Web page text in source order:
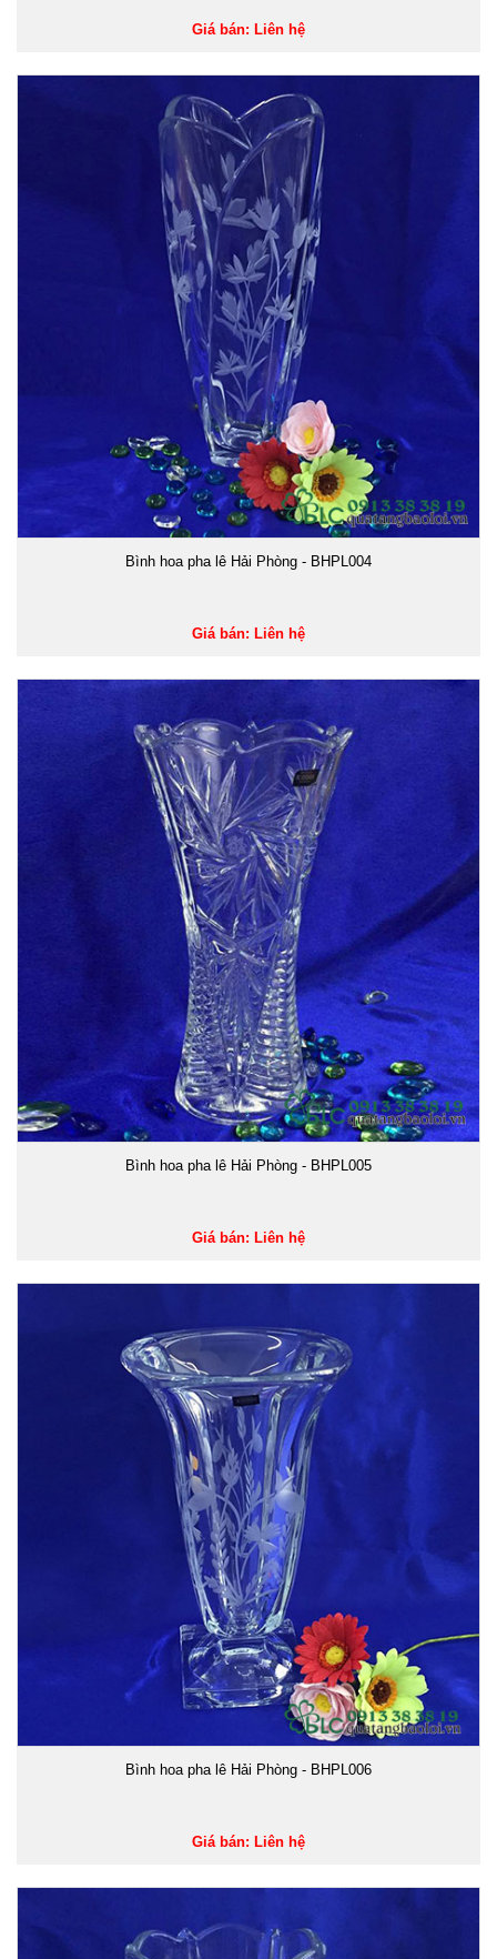
Giá bán: Liên hệ
Bình hoa pha lê Hải Phòng - BHPL004
Giá bán: Liên hệ
Bình hoa pha lê Hải Phòng - BHPL005
Giá bán: Liên hệ
Bình hoa pha lê Hải Phòng - BHPL006
Giá bán: Liên hệ